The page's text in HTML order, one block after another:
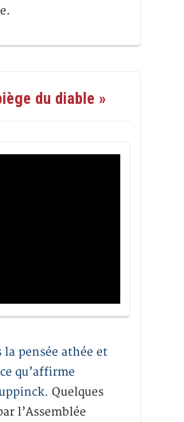
du diable »
la pensée athée et
qu’affirme
Quelques
l’Assemblée